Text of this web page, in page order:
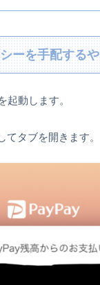
ーを手配する
起動します。
てタブを開きます。